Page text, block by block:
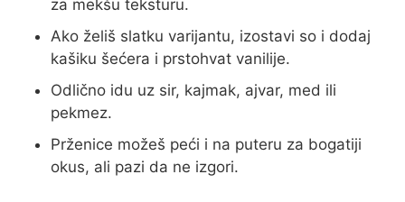
za mekšu teksturu.
Ako želiš slatku varijantu, izostavi so i dodaj
kašiku šećera i prstohvat vanilije.
Odlično idu uz sir, kajmak, ajvar, med ili
pekmez.
Prženice možeš peći i na puteru za bogatiji
okus, ali pazi da ne izgori.